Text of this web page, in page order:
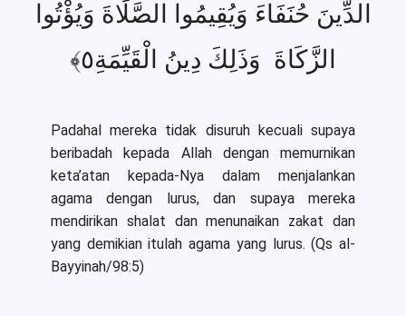
الدِّينَ حُنَفَاءَ وَيُقِيمُوا الصَّلَاةَ وَيُؤْتُوا
الزَّكَاةَ وَذَلِكَ دِينُ الْقَيِّمَةِ٥﴾
Padahal mereka tidak disuruh kecuali supaya
beribadah kepada Allah dengan memurnikan
keta’atan kepada-Nya dalam menjalankan
agama dengan lurus, dan supaya mereka
mendirikan shalat dan menunaikan zakat dan
yang demikian itulah agama yang lurus. (Qs al-
Bayyinah/98:5)